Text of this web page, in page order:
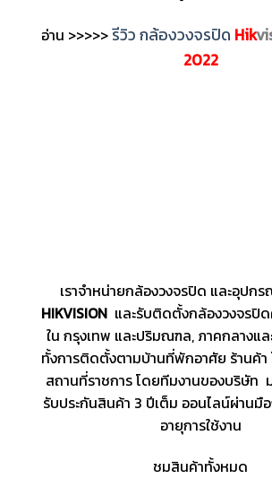
อ่าน >>>>>รีวิว กล้องวงจรปิด Hik
2022
เราจำหน่ายกล้องวงจรปิด และอุปก
HIKVISIONและรับติดตั้งกล้องวงจรปิ
ใน กรุงเทพ และปริมณฑล, ภาคกลางแ
ทั้งการติดตั้งตามบ้านที่พักอาศัย ร้านค้า
สถานที่ราชการ โดยทีมงานของบริษัท
รับประกันสินค้า 3 ปีเต็ม ออนไลน์ผ่าน
อายุการใช้งาน
ชมสินค้าทั้งหมด